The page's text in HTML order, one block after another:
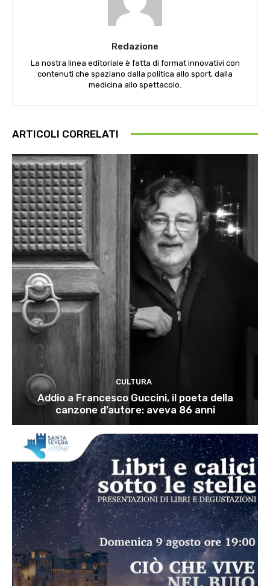
Redazione
La nostra linea editoriale è fatta di format innovativi con
contenuti che spaziano dalla politica allo sport, dalla
medicina allo spettacolo.
ARTICOLI CORRELATI
CULTURA
Addio a Francesco Guccini, il poeta della
canzone d’autore: aveva 86 anni